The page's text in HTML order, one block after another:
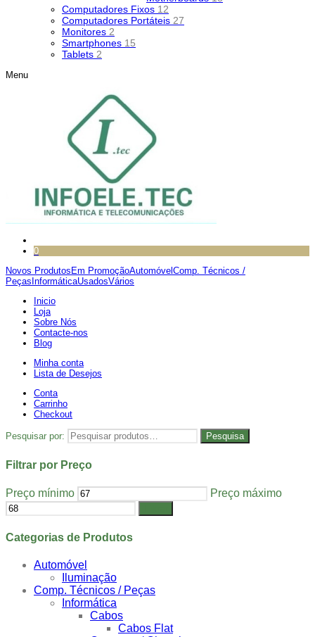
Computadores Fixos 12
Computadores Portáteis 27
Monitores 2
Smartphones 15
Tablets 2
Menu
0
Novos Produtos Em PromoçãoAutomóvel Comp. Técnicos /
Peças InformáticaUsadosVários
Inicio
Loja
Sobre Nós
Contacte-nos
Blog
Minha conta
Lista de Desejos
Conta
Carrinho
Checkout
Pesquisar por: Pesquisa
Filtrar por Preço
Preço mínimo Preço máximo
Categorias de Produtos
Automóvel
Iluminação
Comp. Técnicos / Peças
Informática
Cabos
Cabos Flat